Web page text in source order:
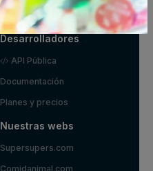
Desarrolladores
API Pública
Documentación
Planes y precios
Nuestras webs
Supersupers.com
Comidanimal.com